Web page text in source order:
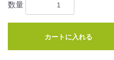
数量
カートに入れる